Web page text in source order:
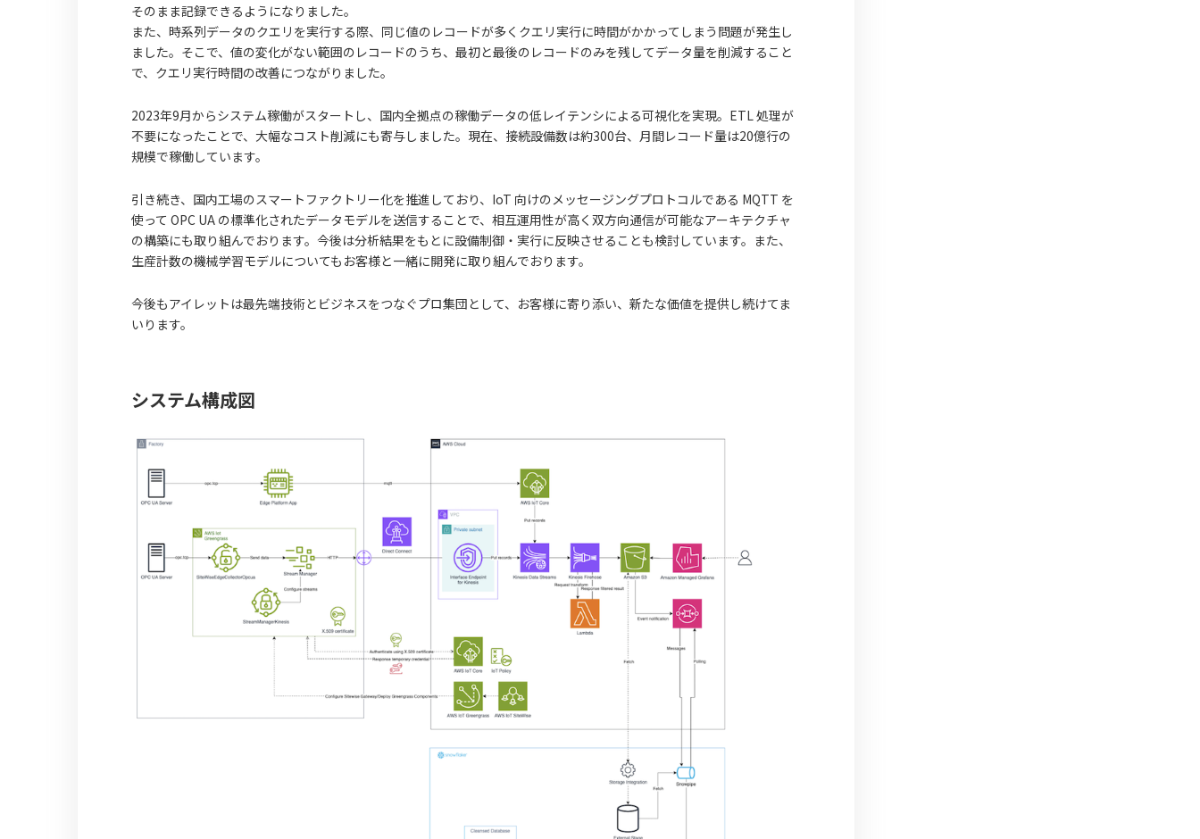
そのまま記録できるようになりました。
また、時系列データのクエリを実行する際、同じ値のレコードが多くクエリ実行に時間がかかってしまう問題が発生し
ました。そこで、値の変化がない範囲のレコードのうち、最初と最後のレコードのみを残してデータ量を削減すること
で、クエリ実行時間の改善につながりました。
2023年9月からシステム稼働がスタートし、国内全拠点の稼働データの低レイテンシによる可視化を実現。ETL 処理が
不要になったことで、大幅なコスト削減にも寄与しました。現在、接続設備数は約300台、月間レコード量は20億行の
規模で稼働しています。
引き続き、国内工場のスマートファクトリー化を推進しており、IoT 向けのメッセージングプロトコルである MQTT を
使って OPC UA の標準化されたデータモデルを送信することで、相互運用性が高く双方向通信が可能なアーキテクチャ
の構築にも取り組んでおります。今後は分析結果をもとに設備制御・実行に反映させることも検討しています。また、
生産計数の機械学習モデルについてもお客様と一緒に開発に取り組んでおります。
今後もアイレットは最先端技術とビジネスをつなぐプロ集団として、お客様に寄り添い、新たな価値を提供し続けてま
いります。
システム構成図